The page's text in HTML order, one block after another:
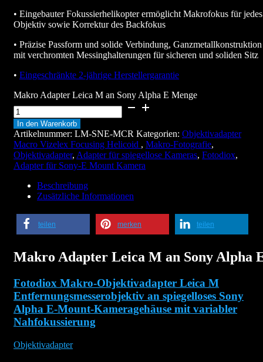
• Eingebauter Fokussierhelikopter ermöglicht Makrofokus für jedes
Objektiv sowie Korrektur des Backfokus
• Präzise Passform und solide Verbindung, Ganzmetallkonstruktion
mit verchromten Messinghalterungen für sicheren und soliden Sitz
• Eingeschränkte 2-jährige Herstellergarantie
Makro Adapter Leica M an Sony Alpha E Menge
In den Warenkorb
Artikelnummer: LM-SNE-MCR Kategorien: Objektivadapter
Macro Vizelex Focusing Helicoid , Makro-Fotografie,
Objektivadapter, Adapter für spiegellose Kameras, Fotodiox,
Adapter für Sony-E Mount Kamera
Beschreibung
Zusätzliche Informationen
teilen merken teilen
Makro Adapter Leica M an Sony Alpha
Fotodiox Makro-Objektivadapter Leica M
Entfernungsmesserobjektiv an spiegelloses Sony
Alpha E-Mount-Kameragehäuse mit variabler
Nahfokussierung
Objektivadapter